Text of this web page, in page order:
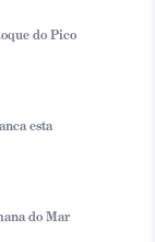
do Pico
esta
do Mar